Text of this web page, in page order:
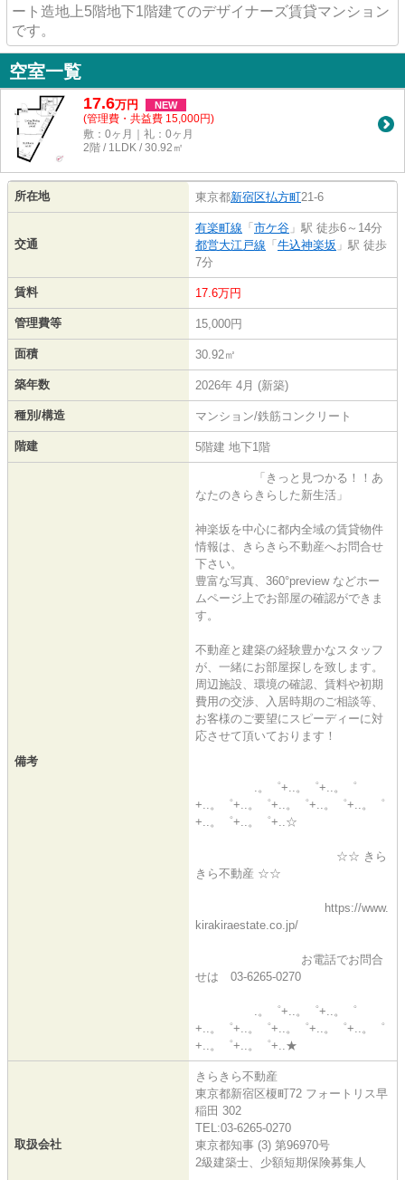
ート造地上5階地下1階建てのデザイナーズ賃貸マンション
です。
空室一覧
17.6万円 NEW
(管理費・共益費 15,000円)
敷：0ヶ月｜礼：0ヶ月
2階 / 1LDK / 30.92㎡
所在地 東京都新宿区払方町21-6
交通
有楽町線 「 市ケ谷 」駅 徒歩6～14分
都営大江戸線 「 牛込神楽坂 」駅 徒歩
7分
賃料 17.6万円
管理費等 15,000円
面積 30.92㎡
築年数 2026年 4月 (新築)
種別/構造 マンション/鉄筋コンクリート
階建 5階建 地下1階
備考
「きっと見つかる！！あ
なたのきらきらした新生活」
神楽坂を中心に都内全域の賃貸物件
情報は、きらきら不動産へお問合せ
下さい。
豊富な写真、360°preview などホー
ムページ上でお部屋の確認ができま
す。
不動産と建築の経験豊かなスタッフ
が、一緒にお部屋探しを致します。
周辺施設、環境の確認、賃料や初期
費用の交渉、入居時期のご相談等、
お客様のご要望にスピーディーに対
応させて頂いております！
.。゜+..。゜+..。゜
+..。゜+..。゜+..。゜+..。゜+..。゜
+..。゜+..。゜+..☆
☆☆ きら
きら不動産 ☆☆
https://www.
kirakiraestate.co.jp/
お電話でお問合
せは 03-6265-0270
.。゜+..。゜+..。゜
+..。゜+..。゜+..。゜+..。゜+..。゜
+..。゜+..。゜+..★
取扱会社
きらきら不動産
東京都新宿区榎町72 フォートリス早
稲田 302
TEL:03-6265-0270
東京都知事 (3) 第96970号
2級建築士、少額短期保険募集人